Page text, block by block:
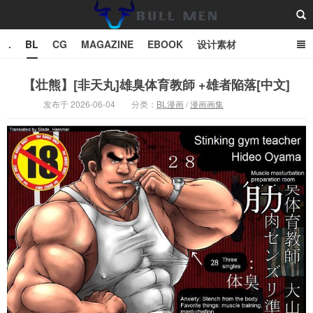
Bull Man斗牛士
. BL CG MAGAZINE EBOOK 设计素材
【壮熊】[非天丸]雄臭体育教師 +雄者陥落[中文]
发布于 2026-06-04 分类： BL漫画/漫画画集